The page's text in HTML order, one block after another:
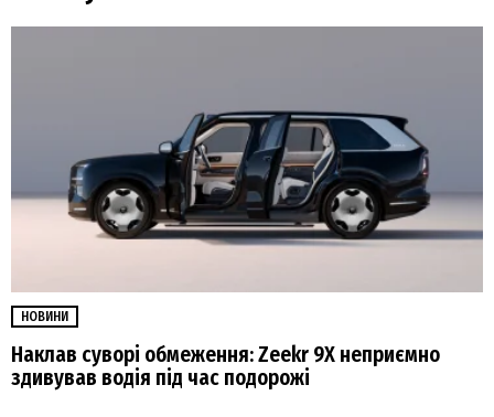
НОВИНИ
Наклав суворі обмеження: Zeekr 9X неприємно
здивував водія під час подорожі